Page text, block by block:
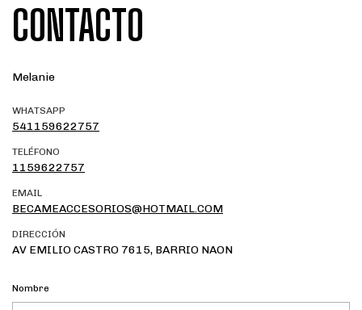
CONTACTO
Melanie
WHATSAPP
541159622757
TELÉFONO
1159622757
EMAIL
BECAMEACCESORIOS@HOTMAIL.COM
DIRECCIÓN
AV EMILIO CASTRO 7615, BARRIO NAON
Nombre